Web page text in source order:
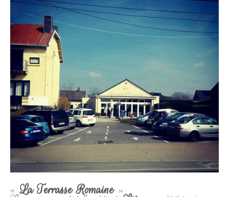
«La Terrasse Romaine»